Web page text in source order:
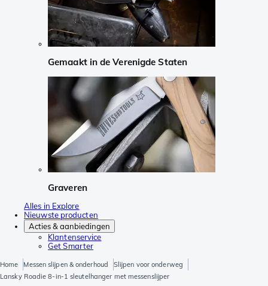
Gemaakt in de Verenigde Staten
Graveren
Alles in Explore
Nieuwste producten
Acties & aanbiedingen
Klantenservice
Get Smarter
Home Messen slijpen & onderhoud
Slijpen voor onderweg
Lansky Roadie 8-in-1 sleutelhanger met messenslijper